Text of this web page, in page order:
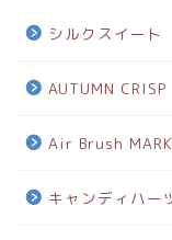
シルクスイート
AUTUMN CRISP
Air Brush
キャンディハー